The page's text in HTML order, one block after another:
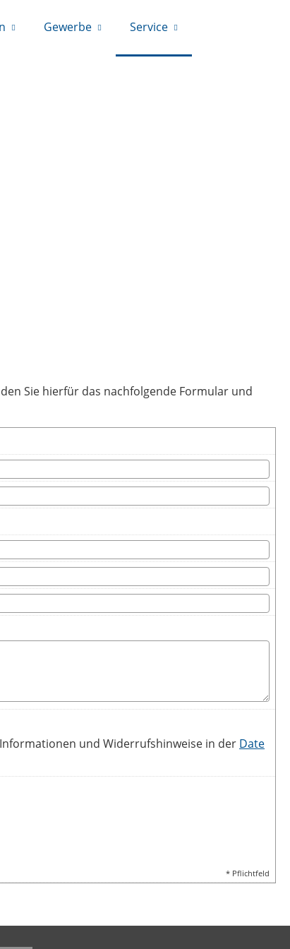
Gewerbe Service
Sie hierfür das nachfolgende Formular und
und Widerrufshinweise in der Date
* Pflichtfeld